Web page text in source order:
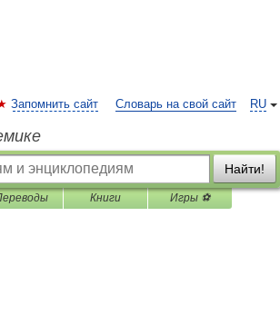
RU
Запомнить сайт Словарь на свой сайт
Найти!
Книги Игры ⚽